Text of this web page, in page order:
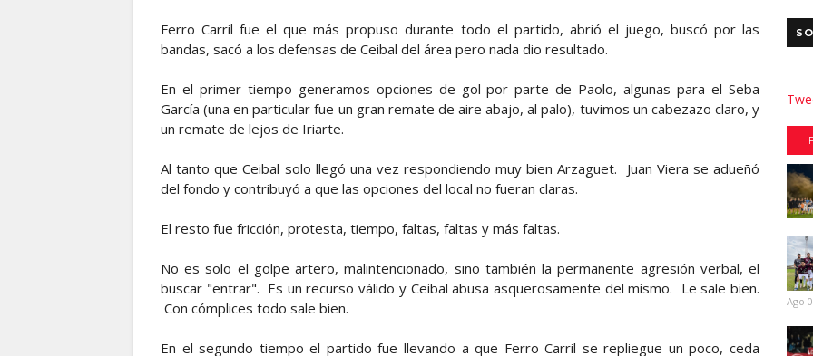
Ferro Carril fue el que más propuso durante todo el partido, abrió el juego, buscó por las
bandas, sacó a los defensas de Ceibal del área pero nada dio resultado.
En el primer tiempo generamos opciones de gol por parte de Paolo, algunas para el Seba
García (una en particular fue un gran remate de aire abajo, al palo), tuvimos un cabezazo claro, y
un remate de lejos de Iriarte.
Al tanto que Ceibal solo llegó una vez respondiendo muy bien Arzaguet. Juan Viera se adueñó
del fondo y contribuyó a que las opciones del local no fueran claras.
El resto fue fricción, protesta, tiempo, faltas, faltas y más faltas.
No es solo el golpe artero, malintencionado, sino también la permanente agresión verbal, el
buscar "entrar". Es un recurso válido y Ceibal abusa asquerosamente del mismo. Le sale bien.
Con cómplices todo sale bien.
En el segundo tiempo el partido fue llevando a que Ferro Carril se repliegue un poco, ceda
Ago